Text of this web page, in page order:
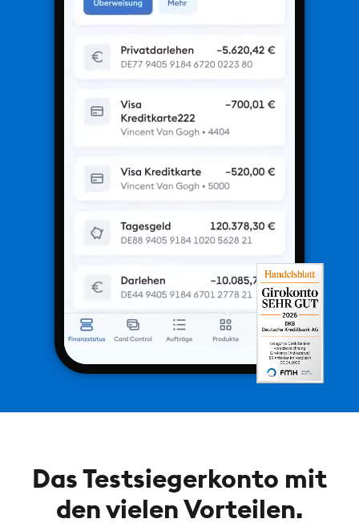
Das Testsiegerkonto mit
den vielen Vorteilen.